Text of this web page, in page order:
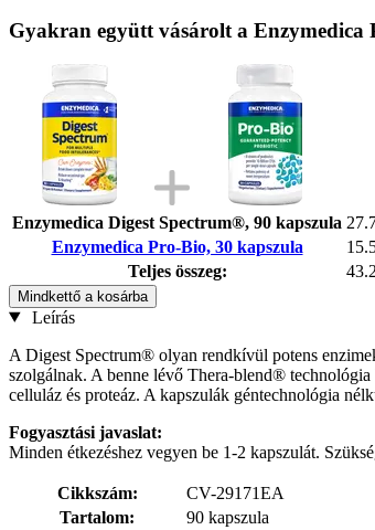
Gyakran együtt vásárolt a Enzymedica
Enzymedica Digest Spectrum®, 90 kapszula
Enzymedica Pro-Bio, 30 kapszula
Teljes összeg:
Mindkettő a kosárba
Leírás
A Digest Spectrum® olyan rendkívül potens
szolgálnak. A benne lévő Thera-blend®
celluláz és proteáz. A kapszulák géntechnológia
Fogyasztási javaslat:
Minden étkezéshez vegyen be 1-2 kapszulát.
Cikkszám:
CV-29171EA
Tartalom:
90 kapszula